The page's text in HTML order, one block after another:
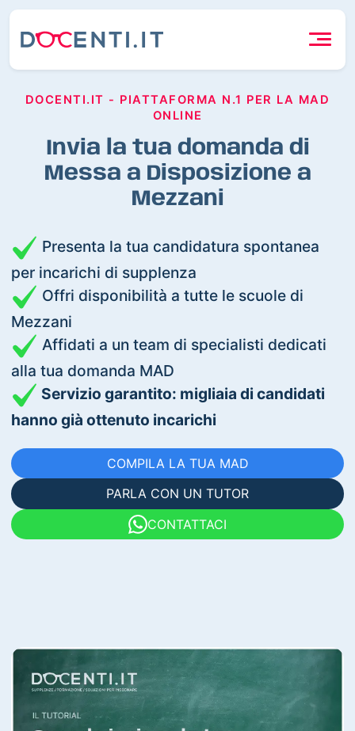
DOCENTI.IT - PIATTAFORMA N.1 PER LA MAD
ONLINE
Invia la tua domanda di
Messa a Disposizione a
Mezzani
Presenta la tua candidatura spontanea
per incarichi di supplenza
Offri disponibilità a tutte le scuole di
Mezzani
Affidati a un team di specialisti dedicati
alla tua domanda MAD
Servizio garantito: migliaia di candidati
hanno già ottenuto incarichi
COMPILA LA TUA MAD
PARLA CON UN TUTOR
CONTATTACI